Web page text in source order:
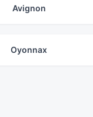
Avignon
Oyonnax